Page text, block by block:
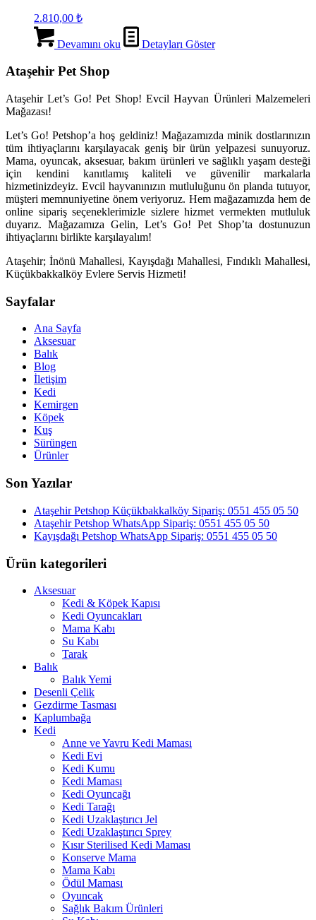
2.810,00 ₺
Devamını oku Detayları Göster
Ataşehir Pet Shop
Ataşehir Let’s Go! Pet Shop! Evcil Hayvan Ürünleri Malzemeleri
Mağazası!
Let’s Go! Petshop’a hoş geldiniz! Mağazamızda minik dostlarınızın
tüm ihtiyaçlarını karşılayacak geniş bir ürün yelpazesi sunuyoruz.
Mama, oyuncak, aksesuar, bakım ürünleri ve sağlıklı yaşam desteği
için kendini kanıtlamış kaliteli ve güvenilir markalarla
hizmetinizdeyiz. Evcil hayvanınızın mutluluğunu ön planda tutuyor,
müşteri memnuniyetine önem veriyoruz. Hem mağazamızda hem de
online sipariş seçeneklerimizle sizlere hizmet vermekten mutluluk
duyarız. Mağazamıza Gelin, Let’s Go! Pet Shop’ta dostunuzun
ihtiyaçlarını birlikte karşılayalım!
Ataşehir; İnönü Mahallesi, Kayışdağı Mahallesi, Fındıklı Mahallesi,
Küçükbakkalköy Evlere Servis Hizmeti!
Sayfalar
Ana Sayfa
Aksesuar
Balık
Blog
İletişim
Kedi
Kemirgen
Köpek
Kuş
Sürüngen
Ürünler
Son Yazılar
Ataşehir Petshop Küçükbakkalköy Sipariş: 0551 455 05 50
Ataşehir Petshop WhatsApp Sipariş: 0551 455 05 50
Kayışdağı Petshop WhatsApp Sipariş: 0551 455 05 50
Ürün kategorileri
Aksesuar
Kedi & Köpek Kapısı
Kedi Oyuncakları
Mama Kabı
Su Kabı
Tarak
Balık
Balık Yemi
Desenli Çelik
Gezdirme Tasması
Kaplumbağa
Kedi
Anne ve Yavru Kedi Maması
Kedi Evi
Kedi Kumu
Kedi Maması
Kedi Oyuncağı
Kedi Tarağı
Kedi Uzaklaştırıcı Jel
Kedi Uzaklaştırıcı Sprey
Kısır Sterilised Kedi Maması
Konserve Mama
Mama Kabı
Ödül Maması
Oyuncak
Sağlık Bakım Ürünleri